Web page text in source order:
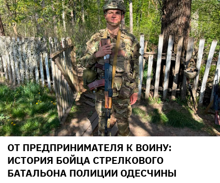
ОТ ПРЕДПРИНИМАТЕЛЯ К ВОИНУ:
ИСТОРИЯ БОЙЦА СТРЕЛКОВОГО
БАТАЛЬОНА ПОЛИЦИИ ОДЕСЧИНЫ